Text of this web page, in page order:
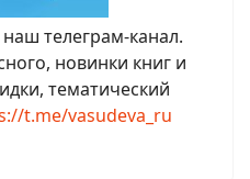
телеграм-канал.
новинки книг и
тематический
t.me/vasudeva_ru